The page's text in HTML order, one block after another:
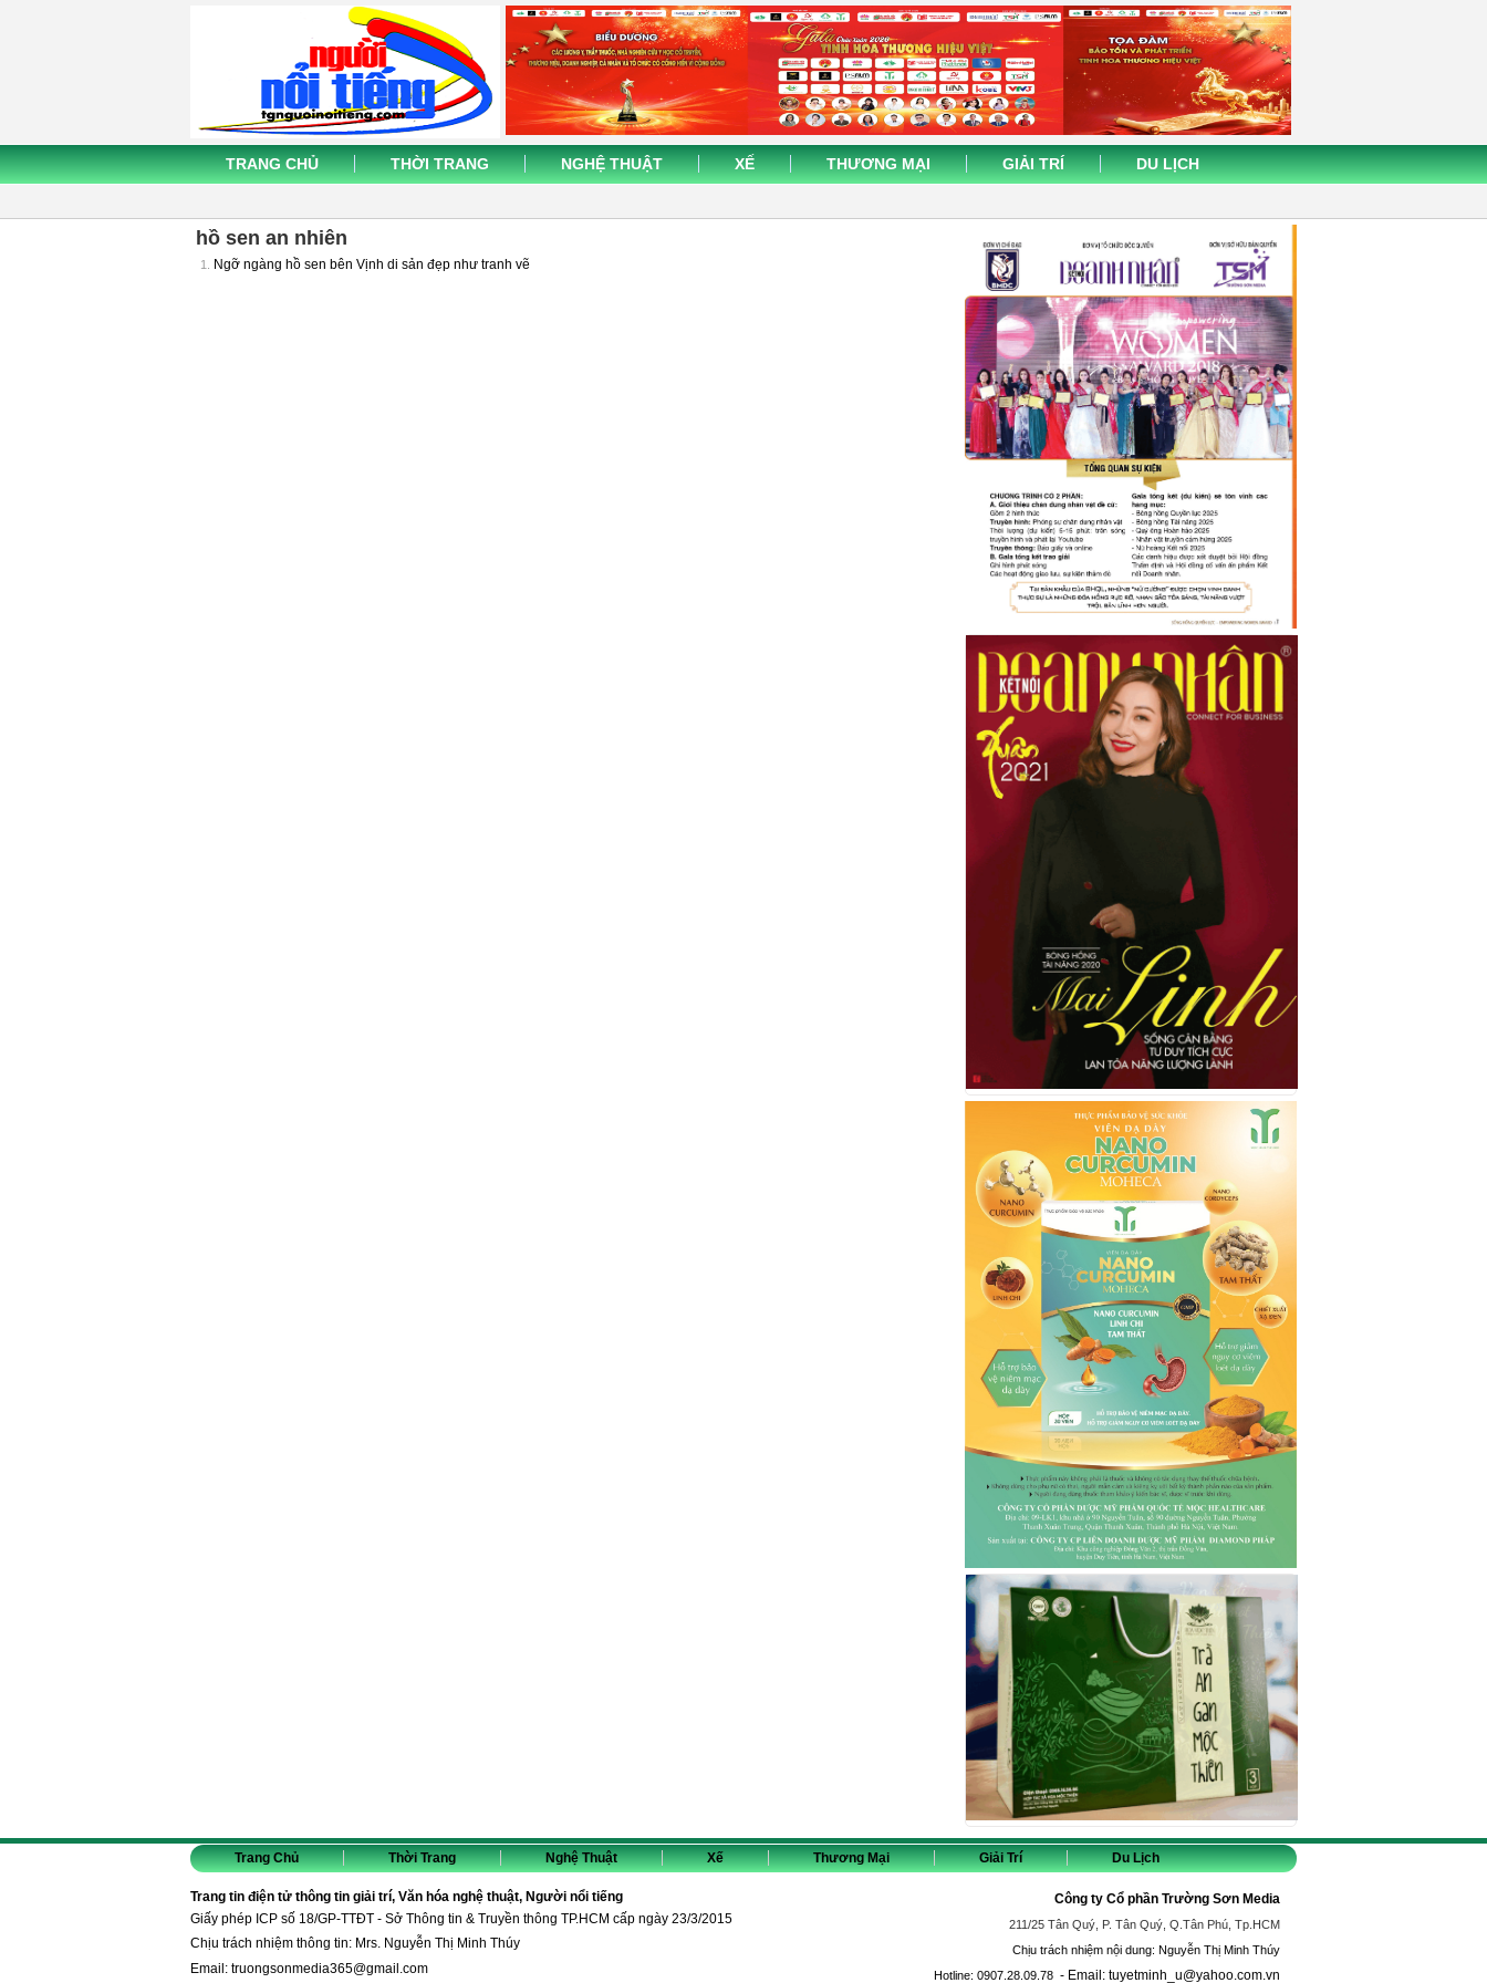
TRANG CHỦ THỜI TRANG NGHỆ THUẬT XẾ THƯƠNG MẠI GIẢI TRÍ DU LỊCH
hồ sen an nhiên
1. Ngỡ ngàng hồ sen bên Vịnh di sản đẹp như tranh vẽ
Trang Chủ Thời Trang Nghệ Thuật Xế Thương Mại Giải Trí Du Lịch
Trang tin điện tử thông tin giải trí, Văn hóa nghệ thuật, Người nổi tiếng
Giấy phép ICP số 18/GP-TTĐT - Sở Thông tin & Truyền thông TP.HCM cấp ngày 23/3/2015
Chịu trách nhiệm thông tin: Mrs. Nguyễn Thị Minh Thúy
Email: truongsonmedia365@gmail.com
Công ty Cổ phần Trường Sơn Media
211/25 Tân Quý, P. Tân Quý, Q.Tân Phú, Tp.HCM
Chịu trách nhiệm nội dung: Nguyễn Thị Minh Thúy
Hotline: 0907.28.09.78 - Email: tuyetminh_u@yahoo.com.vn